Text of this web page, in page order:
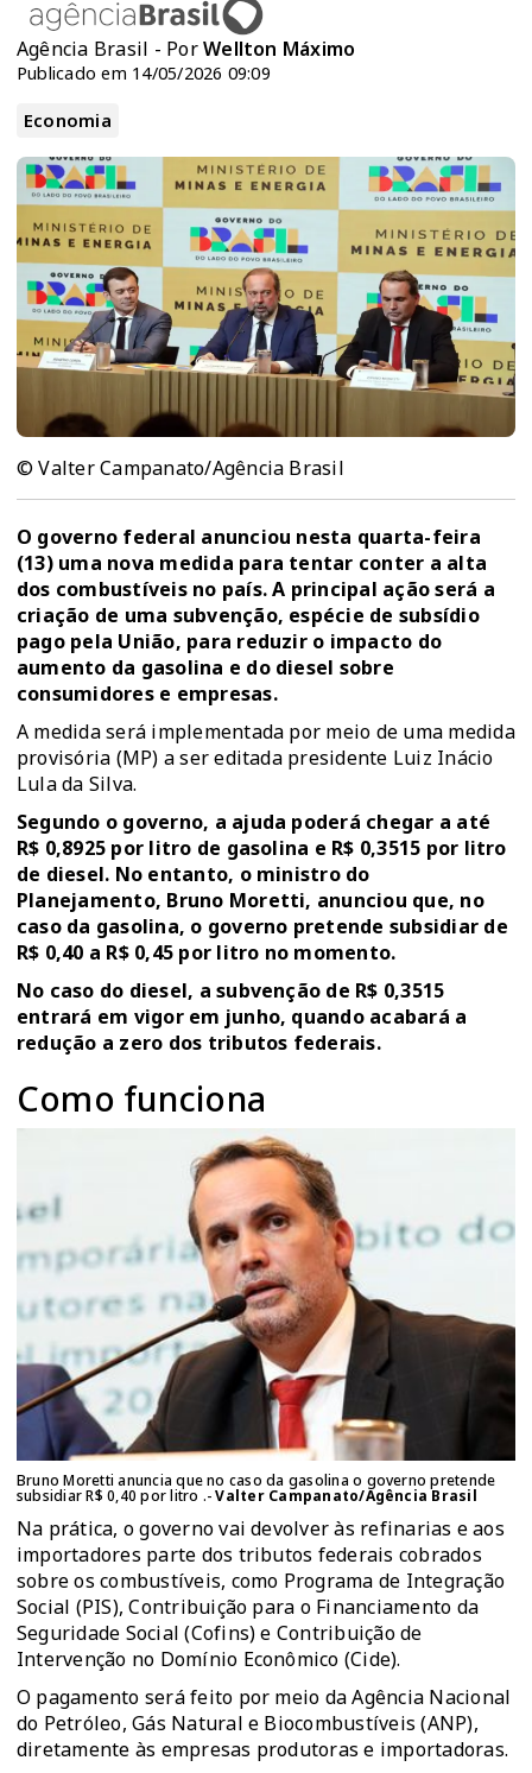
Agência Brasil - PorWellton Máximo
Publicado em 14/05/2026 09:09
Economia
© Valter Campanato/Agência Brasil
O governo federal anunciou nesta quarta-feira
(13) uma nova medida para tentar conter a alta
dos combustíveis no país. A principal ação será a
criação de uma subvenção, espécie de subsídio
pago pela União, para reduzir o impacto do
aumento da gasolina e do diesel sobre
consumidores e empresas.
A medida será implementada por meio de uma medida
provisória (MP) a ser editada presidente Luiz Inácio
Lula da Silva.
Segundo o governo, a ajuda poderá chegar a até
R$ 0,8925 por litro de gasolina e R$ 0,3515 por litro
de diesel. No entanto, o ministro do
Planejamento, Bruno Moretti, anunciou que, no
caso da gasolina, o governo pretende subsidiar de
R$ 0,40 a R$ 0,45 por litro no momento.
No caso do diesel, a subvenção de R$ 0,3515
entrará em vigor em junho, quando acabará a
redução a zero dos tributos federais.
Como funciona
Bruno Moretti anuncia que no caso da gasolina o governo pretende
subsidiar R$ 0,40 por litro .-Valter Campanato/Agência Brasil
Na prática, o governo vai devolver às refinarias e aos
importadores parte dos tributos federais cobrados
sobre os combustíveis, como Programa de Integração
Social (PIS), Contribuição para o Financiamento da
Seguridade Social (Cofins) e Contribuição de
Intervenção no Domínio Econômico (Cide).
O pagamento será feito por meio da Agência Nacional
do Petróleo, Gás Natural e Biocombustíveis (ANP),
diretamente às empresas produtoras e importadoras.